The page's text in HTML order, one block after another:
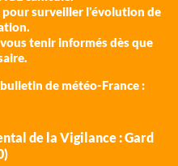
surveiller l'évolution de
tenir informés dès que
de météo-France :
de la Vigilance : Gard